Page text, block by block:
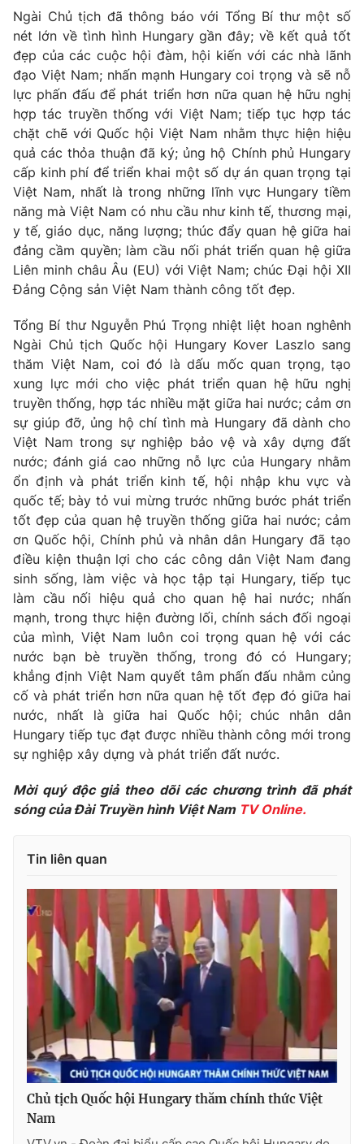
Chất lượng cuộc sống
Học trực tuyến
Hitech Công nghệ tương lai
Sản phẩm
Thị trường
Tư vấn
Giao lưu trực tuyến
Lịch phát sóng
Chuyên mục khác
Emagazine Podcast
Photo Infographic
Video Shorts video
VTV Money VTV Thể thao
VTV Sức khoẻ Bất động sản
Thị trường 24h Tấm lòng Việt
VTV4 Vươn mình bằng AI
VTV9 VTV8
Liên hệ tòa soạn English
THỜI BÁO VTV
Theo dõi báo trên
Cơ quan báo chí:Thời báo VTV
Tổng Biên tập:Vũ Thanh Thủy
Tổng đài VTV:
024.38 355 931 - 024.38 355 932
Ðiện thoại Thời báo VTV: 024.66 897 897
Email:
toasoan@vtv.vn
Liên hệ quảng cáo: 024-7300.7108
Ngài Chủ tịch đã thông báo với Tổng Bí thư một số
nét lớn về tình hình Hungary gần đây; về kết quả tốt
đẹp của các cuộc hội đàm, hội kiến với các nhà lãnh
đạo Việt Nam; nhấn mạnh Hungary coi trọng và sẽ nỗ
lực phấn đấu để phát triển hơn nữa quan hệ hữu nghị
hợp tác truyền thống với Việt Nam; tiếp tục hợp tác
chặt chẽ với Quốc hội Việt Nam nhằm thực hiện hiệu
quả các thỏa thuận đã ký; ủng hộ Chính phủ Hungary
cấp kinh phí để triển khai một số dự án quan trọng tại
Việt Nam, nhất là trong những lĩnh vực Hungary tiềm
năng mà Việt Nam có nhu cầu như kinh tế, thương mại,
y tế, giáo dục, năng lượng; thúc đẩy quan hệ giữa hai
đảng cầm quyền; làm cầu nối phát triển quan hệ giữa
Liên minh châu Âu (EU) với Việt Nam; chúc Đại hội XII
Đảng Cộng sản Việt Nam thành công tốt đẹp.
Tổng Bí thư Nguyễn Phú Trọng nhiệt liệt hoan nghênh
Ngài Chủ tịch Quốc hội Hungary Kover Laszlo sang
thăm Việt Nam, coi đó là dấu mốc quan trọng, tạo
xung lực mới cho việc phát triển quan hệ hữu nghị
truyền thống, hợp tác nhiều mặt giữa hai nước; cảm ơn
sự giúp đỡ, ủng hộ chí tình mà Hungary đã dành cho
Việt Nam trong sự nghiệp bảo vệ và xây dựng đất
nước; đánh giá cao những nỗ lực của Hungary nhằm
ổn định và phát triển kinh tế, hội nhập khu vực và
quốc tế; bày tỏ vui mừng trước những bước phát triển
tốt đẹp của quan hệ truyền thống giữa hai nước; cảm
ơn Quốc hội, Chính phủ và nhân dân Hungary đã tạo
điều kiện thuận lợi cho các công dân Việt Nam đang
sinh sống, làm việc và học tập tại Hungary, tiếp tục
làm cầu nối hiệu quả cho quan hệ hai nước; nhấn
mạnh, trong thực hiện đường lối, chính sách đối ngoại
của mình, Việt Nam luôn coi trọng quan hệ với các
nước bạn bè truyền thống, trong đó có Hungary;
khẳng định Việt Nam quyết tâm phấn đấu nhằm củng
cố và phát triển hơn nữa quan hệ tốt đẹp đó giữa hai
nước, nhất là giữa hai Quốc hội; chúc nhân dân
Hungary tiếp tục đạt được nhiều thành công mới trong
sự nghiệp xây dựng và phát triển đất nước.
Mời quý độc giả theo dõi các chương trình đã phát
sóng của Đài Truyền hình Việt Nam TV Online.
Tin liên quan
Chủ tịch Quốc hội Hungary thăm chính thức Việt
Nam